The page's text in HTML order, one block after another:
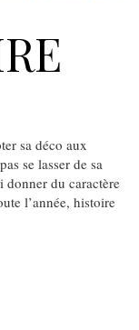
sa déco aux
se lasser de sa
du caractère
l’année, histoire